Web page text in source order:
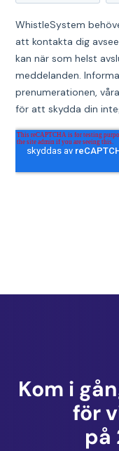
Kom i
för
på